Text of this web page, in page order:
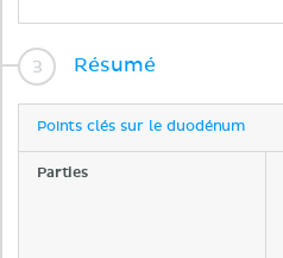
Résumé
Points clés sur le duodénum
Parties